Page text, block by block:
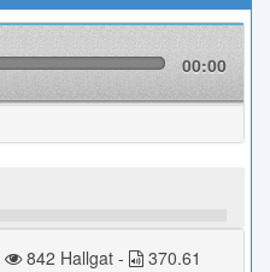
00:00
842 Hallgat -
370.61